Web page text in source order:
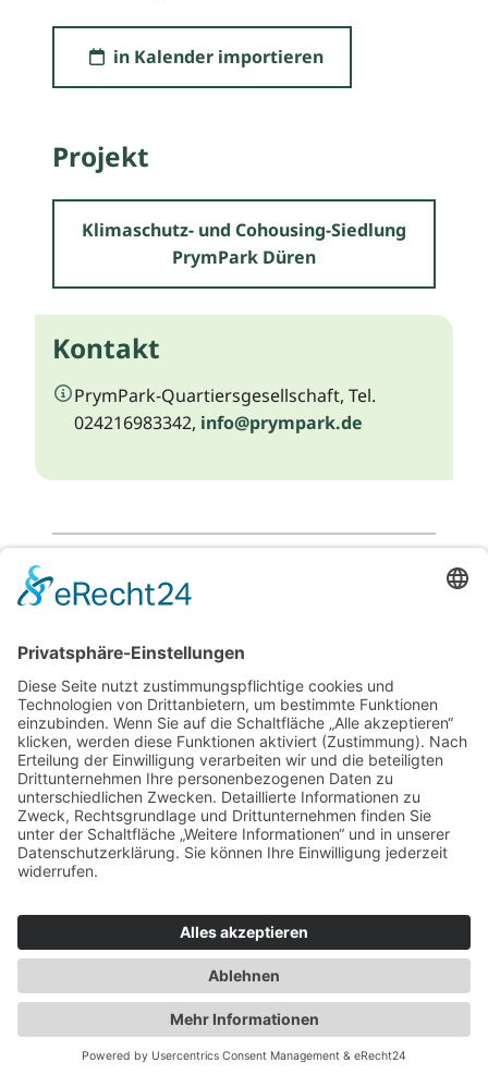
in Kalender importieren
Projekt
Klimaschutz- und Cohousing-Siedlung
PrymPark Düren
Kontakt
PrymPark-Quartiersgesellschaft, Tel.
024216983342, info@prympark.de
Für Beratende
Kontakt
Über uns